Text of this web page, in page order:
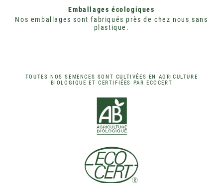
Emballages écologiques
Nos emballages sont fabriqués près de chez nous sans
plastique.
TOUTES NOS SEMENCES SONT CULTIVÉES EN AGRICULTURE
BIOLOGIQUE ET CERTIFIÉES PAR ECOCERT